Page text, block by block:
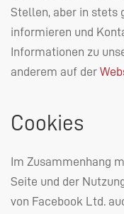
Stellen, aber in stets
informieren und
Informationen zu
anderem auf der
Cookies
Im Zusammenhang
Seite und der
von Facebook Ltd.